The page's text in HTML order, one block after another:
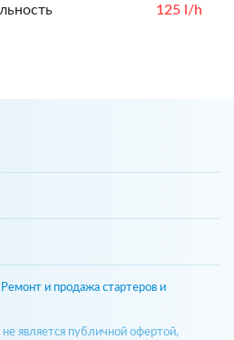
125 l/h
и продажа стартеров и
является публичной офертой,